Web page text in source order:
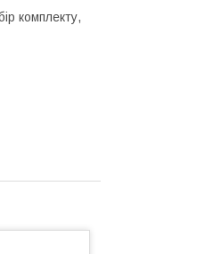
комплекту,